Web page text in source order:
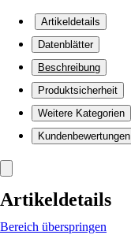
Artikeldetails
Datenblätter
Beschreibung
Produktsicherheit
Weitere Kategorien
Kundenbewertungen
Artikeldetails
Bereich überspringen